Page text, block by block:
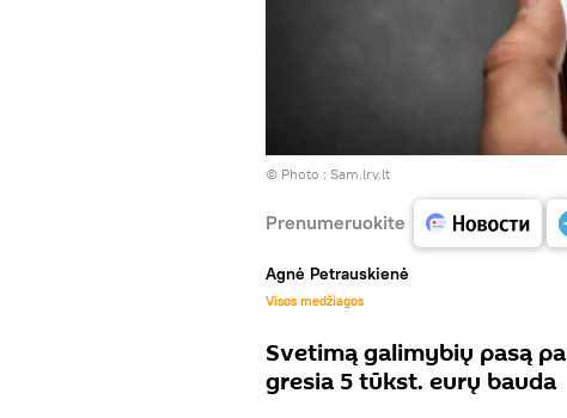
© Photo : Sam.lrv.lt
Prenumeruokite
Agnė Petrauskienė
Visos medžiagos
Svetimą galimybių pasą
gresia 5 tūkst. eurų bauda